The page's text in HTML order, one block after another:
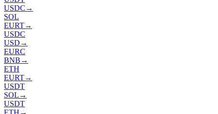
USDC →
SOL
EURT→
USDC
USD →
EURC
BNB →
ETH
EURT→
USDT
SOL →
USDT